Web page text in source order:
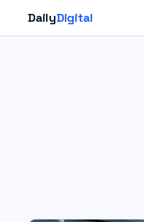
DailyDigital